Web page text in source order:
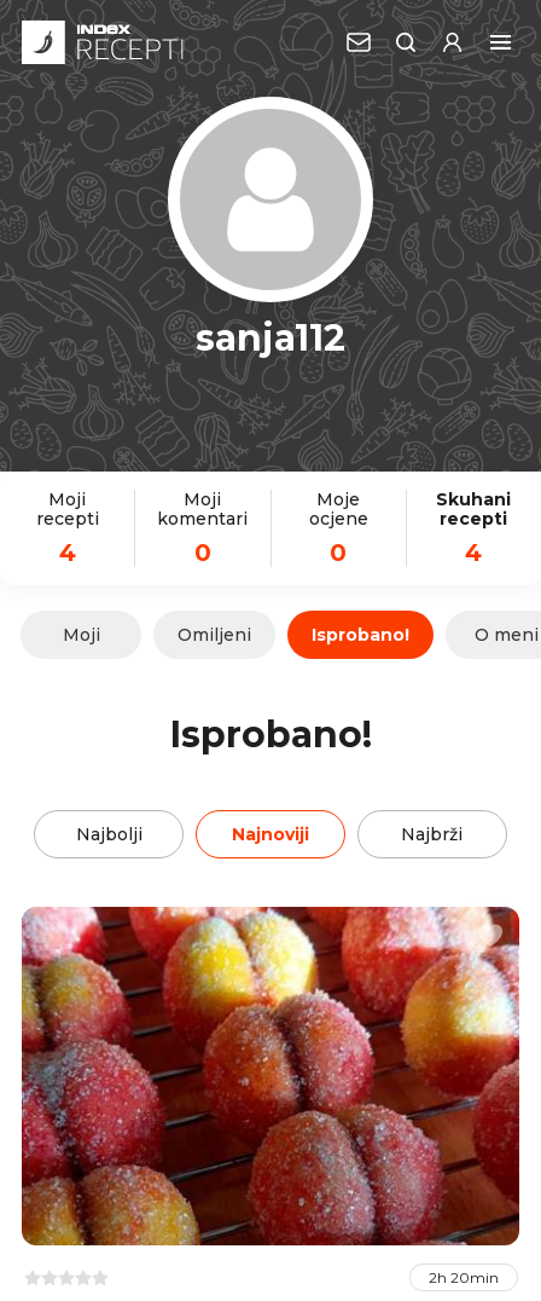
sanja112
Moji
recepti
4
Moji
komentari
0
Moje
ocjene
0
Skuhani
recepti
4
Moji Omiljeni Isprobano! O meni
Isprobano!
Najbolji Najnoviji Najbrži
2h 20min